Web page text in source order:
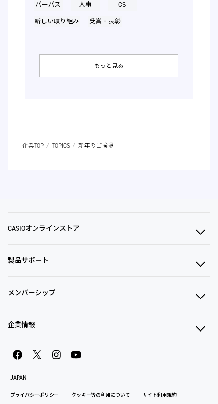
パーパス
人事
CS
新しい取り組み
受賞・表彰
もっと見る
企業TOP TOPICS 新年のご挨拶
CASIOオンラインストア
製品サポート
メンバーシップ
企業情報
プライバシーポリシー クッキー等の利用について サイト利用規約
JAPAN